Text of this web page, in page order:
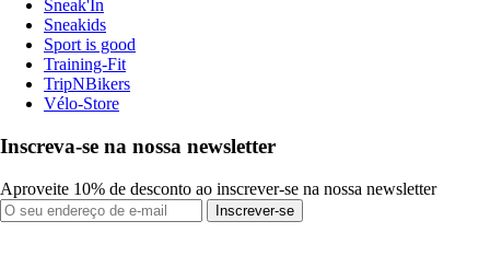
Sneak'In
Sneakids
Sport is good
Training-Fit
TripNBikers
Vélo-Store
Inscreva-se na nossa newsletter
Aproveite 10% de desconto ao inscrever-se na nossa newsletter
Inscrever-se